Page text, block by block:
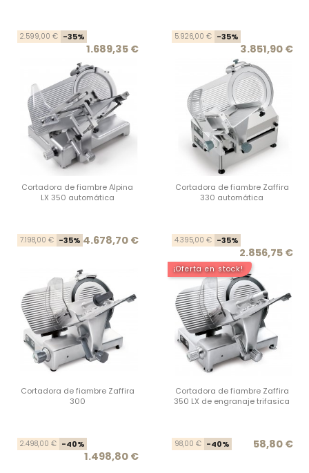
Precio base
2.599,00 € -35%
1.689,35 €
5.926,00 € -35%
3.851,90 €
Cortadora de fiambre Alpina
LX 350 automática
Precio base
7.198,00 € -35% Precio
4.678,70 €
Cortadora de fiambre Zaffira
330 automática
4.395,00 € -35%
2.856,75 €
Cortadora de fiambre Zaffira
300
Precio base
2.498,00 € -40%
1.498,80 €
¡Oferta en stock!
Cortadora de fiambre Zaffira
350 LX de engranaje trifasica
98,00 € -40% 58,80 €